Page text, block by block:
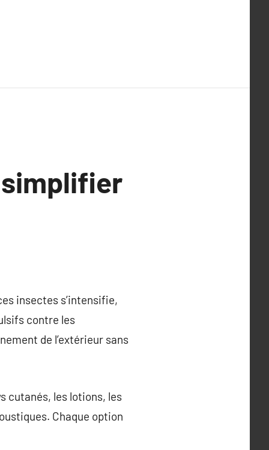
insectes s’intensifie,
contre les
de l’extérieur sans
cutanés, les lotions, les
Chaque option